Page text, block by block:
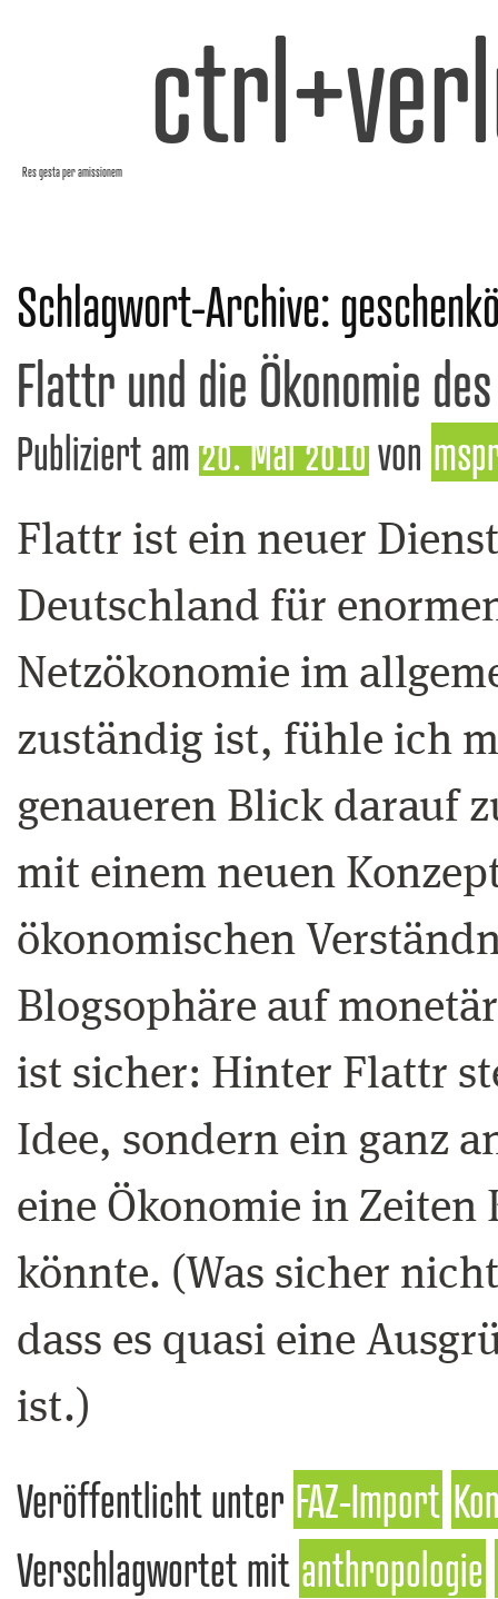
Res gesta per amissionem
Schlagwort-Archive:
Flattr und die Ökonomie
Publiziert am 20. Mai 2010von
Flattr ist ein neuer
Deutschland für
Netzökonomie im
zuständig ist, fühle ich
genaueren Blick darauf
mit einem neuen
ökonomischen
Blogsophäre auf
ist sicher: Hinter Flattr
Idee, sondern ein ganz
eine Ökonomie in
könnte. (Was sicher
dass es quasi eine
ist.)
Veröffentlicht unter FAZ-Import
Verschlagwortet mit anthropologie